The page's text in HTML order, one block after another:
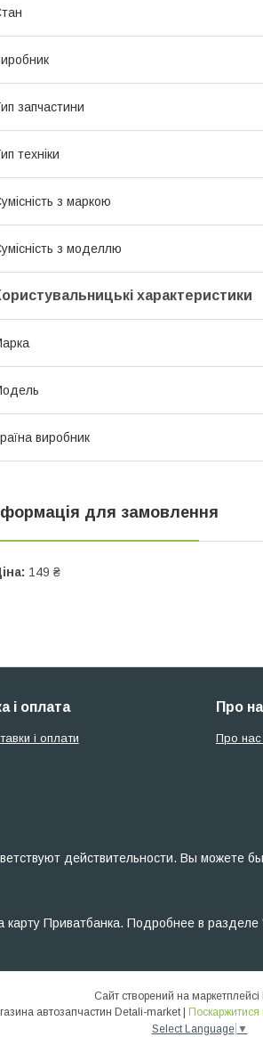
запчастини
техніки
з маркою
з моделлю
характеристики
виробник
для замовлення
149 ₴
і оплата
і оплати
Про
Про нас
действительности. Вы можете
карту Приватбанка. Подробнее в разделе
Сайт створений на маркетплейсі
Інтернет-магазина автозапчастин Detali-market | Поскаржитися
Select Language ▼